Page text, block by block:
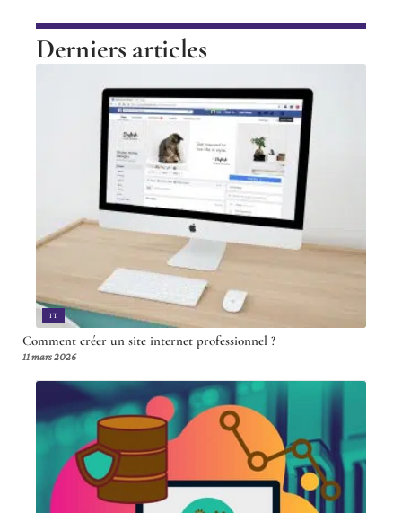
Derniers articles
IT
Comment créer un site internet professionnel ?
11 mars 2026